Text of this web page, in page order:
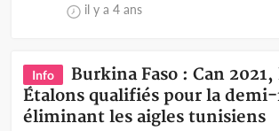
il y a 4 ans
Info
Burkina Faso : Can 2021,
Étalons qualifiés pour la
éliminant les aigles tunisiens